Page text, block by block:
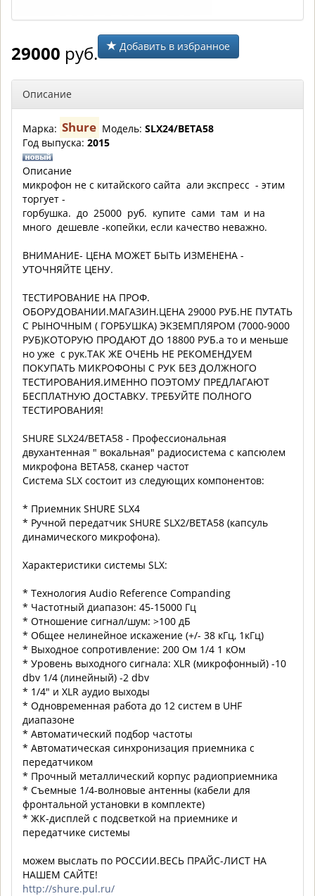
29000 руб. Добавить в избранное
Описание
Марка: Shure Модель: SLX24/BETA58
Год выпуска:2015
Описание
микрофон не с китайского сайта али экспресс - этим
торгует -
горбушка. до 25000 руб. купите сами там и на
много дешевле -копейки, если качество неважно.
ВНИМАНИЕ- ЦЕНА МОЖЕТ БЫТЬ ИЗМЕНЕНА -
УТОЧНЯЙТЕ ЦЕНУ.
ТЕСТИРОВАНИЕ НА ПРОФ.
ОБОРУДОВАНИИ.МАГАЗИН.ЦЕНА 29000 РУБ.НЕ ПУТАТЬ
С РЫНОЧНЫМ ( ГОРБУШКА) ЭКЗЕМПЛЯРОМ (7000-9000
РУБ)КОТОРУЮ ПРОДАЮТ ДО 18800 РУБ.a то и меньше
но уже с рук.ТАК ЖЕ ОЧЕНЬ НЕ РЕКОМЕНДУЕМ
ПОКУПАТЬ МИКРОФОНЫ С РУК БЕЗ ДОЛЖНОГО
ТЕСТИРОВАНИЯ.ИМЕННО ПОЭТОМУ ПРЕДЛАГАЮТ
БЕСПЛАТНУЮ ДОСТАВКУ. ТРЕБУЙТЕ ПОЛНОГО
ТЕСТИРОВАНИЯ!
SHURE SLX24/BETA58 - Профессиональная
двухантенная " вокальная" радиосистема с капсюлем
микрофона BETA58, сканер частот
Система SLX состоит из следующих компонентов:
* Приемник SHURE SLX4
* Ручной передатчик SHURE SLX2/BETA58 (капсуль
динамического микрофона).
Характеристики системы SLX:
* Технология Audio Reference Companding
* Частотный диапазон: 45-15000 Гц
* Отношение сигнал/шум: >100 дБ
* Общее нелинейное искажение (+/- 38 кГц, 1кГц)
* Выходное сопротивление: 200 Ом 1/4 1 кОм
* Уровень выходного сигнала: XLR (микрофонный) -10
dbv 1/4 (линейный) -2 dbv
* 1/4" и XLR аудио выходы
* Одновременная работа до 12 систем в UHF
диапазоне
* Автоматический подбор частоты
* Автоматическая синхронизация приемника с
передатчиком
* Прочный металлический корпус радиоприемника
* Съемные 1/4-волновые антенны (кабели для
фронтальной установки в комплекте)
* ЖК-дисплей с подсветкой на приемнике и
передатчике системы
можем выслать по РОССИИ.ВЕСЬ ПРАЙС-ЛИСТ НА
НАШЕМ САЙТЕ!
http://shure.pul.ru/